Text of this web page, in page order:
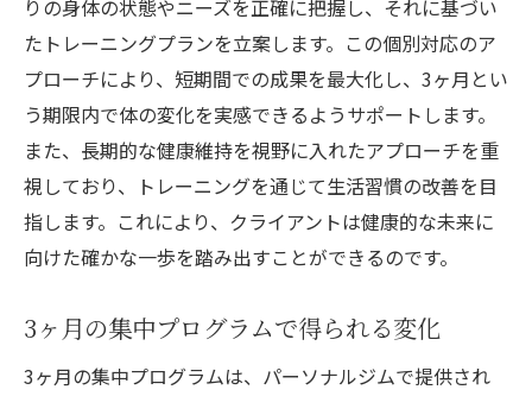
トレーナーと目指す具体的な目標
トレーナーが提供するサポート
互いに信頼できる関係の構築
トレーナーと共に歩む成功への道
3ヶ月で変わる！パーソナルジムで効果を実感す
る
3ヶ月での成果を具体的に評価
成功体験を共有する大切さ
効果を感じるためのステップ
りの身体の状態やニーズを正確に把握し、それに基づい
たトレーニングプランを立案します。この個別対応のア
プローチにより、短期間での成果を最大化し、3ヶ月とい
う期限内で体の変化を実感できるようサポートします。
また、長期的な健康維持を視野に入れたアプローチを重
視しており、トレーニングを通じて生活習慣の改善を目
指します。これにより、クライアントは健康的な未来に
向けた確かな一歩を踏み出すことができるのです。
3ヶ月の集中プログラムで得られる変化
3ヶ月の集中プログラムは、パーソナルジムで提供され